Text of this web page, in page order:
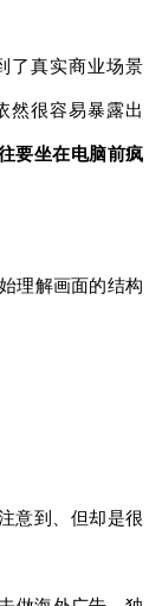
了真实商业场景
然很容易暴露出
要坐在电脑前疯
理解画面的结构
意到、但却是很